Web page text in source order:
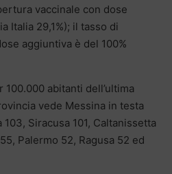
vaccinale con dose
Italia 29,1%); il tasso di
aggiuntiva è del 100%
100.000 abitanti dell’ultima
vede Messina in testa
Siracusa 101, Caltanissetta
Palermo 52, Ragusa 52 ed